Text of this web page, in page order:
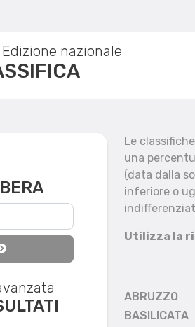
Edizione nazionale
Reset filtri
Le
una
(data dalla
inferiore o
Utilizza la
ABRUZZO
BASILICATA